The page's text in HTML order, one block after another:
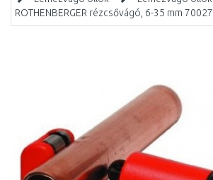
ROTHENBERGER rézcsővágó, 6-35 mm 70027